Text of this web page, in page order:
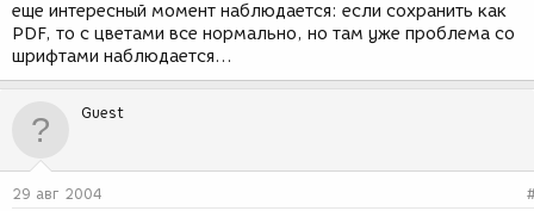
еще интересный момент наблюдается: если сохранить как
PDF, то с цветами все нормально, но там уже проблема со
шрифтами наблюдается...
Guest
29 авг 2004